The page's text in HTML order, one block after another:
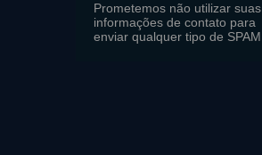
Prometemos não utilizar suas
informações de contato para
enviar qualquer tipo de SPAM.